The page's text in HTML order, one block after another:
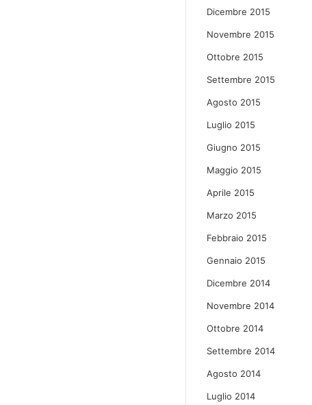
Dicembre 2015
Novembre 2015
Ottobre 2015
Settembre 2015
Agosto 2015
Luglio 2015
Giugno 2015
Maggio 2015
Aprile 2015
Marzo 2015
Febbraio 2015
Gennaio 2015
Dicembre 2014
Novembre 2014
Ottobre 2014
Settembre 2014
Agosto 2014
Luglio 2014